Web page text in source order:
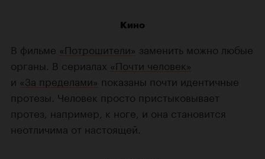
Кино
В фильме «Потрошители» заменить можно любые
органы. В сериалах «Почти человек»
и «За пределами» показаны почти идентичные
протезы. Человек просто пристыковывает
протез, например, к ноге, и она становится
неотличима от настоящей.